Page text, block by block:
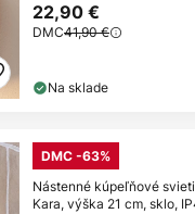
22,90 €
DMC41,90 €
Na sklade
DMC -63%
Nástenné kúpeľňové
Kara, výška 21 cm, sklo,